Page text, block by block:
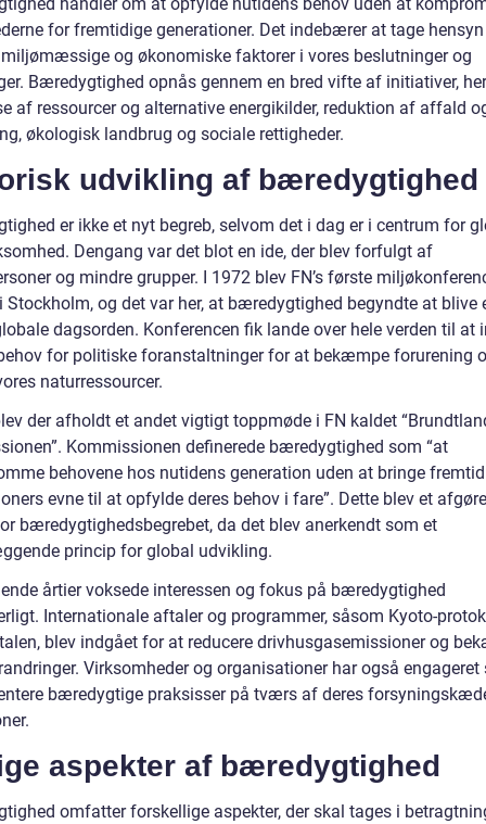
for fremtidige generationer. Det indebærer at tage
og økonomiske faktorer i vores beslutninger og
Bæredygtighed opnås gennem en bred vifte af initiativer,
af ressourcer og alternative energikilder, reduktion af affald
økologisk landbrug og sociale rettigheder.
udvikling af bæredygtighed
er ikke et nyt begreb, selvom det i dag er i centrum for
Dengang var det blot en ide, der blev forfulgt af
og mindre grupper. I 1972 blev FN’s første
og det var her, at bæredygtighed begyndte at blive
dagsorden. Konferencen fik lande over hele verden til at
for politiske foranstaltninger for at bekæmpe forurening
naturressourcer.
der afholdt et andet vigtigt toppmøde i FN kaldet
Kommissionen definerede bæredygtighed som “at
behovene hos nutidens generation uden at bringe
evne til at opfylde deres behov i fare”. Dette blev et
bæredygtighedsbegrebet, da det blev anerkendt som et
princip for global udvikling.
årtier voksede interessen og fokus på bæredygtighed
Internationale aftaler og programmer, såsom Kyoto-
blev indgået for at reducere drivhusgasemissioner og
Virksomheder og organisationer har også engageret
bæredygtige praksisser på tværs af deres
aspekter af bæredygtighed
omfatter forskellige aspekter, der skal tages i